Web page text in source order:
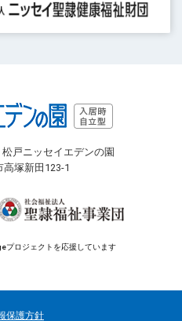
戸ニッセイエデンの園
塚新田123-1
プロジェクトを応援しています
保護方針